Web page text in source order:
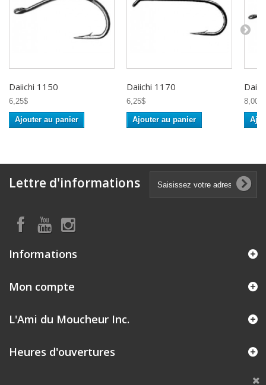
Daiichi 1150
6,25$
Ajouter au panier
Daiichi 1170
6,25$
Ajouter au panier
8,00$
Lettre d'informations
Informations
Mon compte
L'Ami du Moucheur Inc.
Heures d'ouvertures